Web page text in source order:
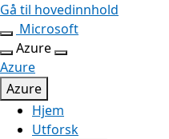
Gå til hovedinnhold
Microsoft
Azure
Azure
Azure
Hjem
Utforsk